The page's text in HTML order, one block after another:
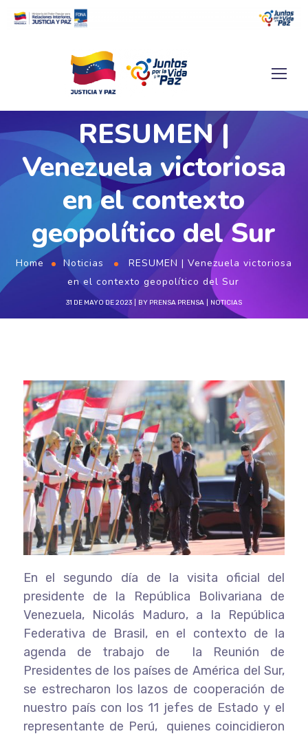
RESUMEN |
Venezuela victoriosa
en el contexto
geopolítico del Sur
Home Noticias
RESUMEN | Venezuela victoriosa
en el contexto geopolítico del Sur
31 DE MAYO DE 2023 BY PRENSA PRENSA NOTICIAS
En el segundo día de la visita oficial del
presidente de la República Bolivariana de
Venezuela, Nicolás Maduro, a la República
Federativa de Brasil, en el contexto de la
agenda de trabajo de la Reunión de
Presidentes de los países de América del Sur,
se estrecharon los lazos de cooperación de
nuestro país con los 11 jefes de Estado y el
representante de Perú, quienes coincidieron